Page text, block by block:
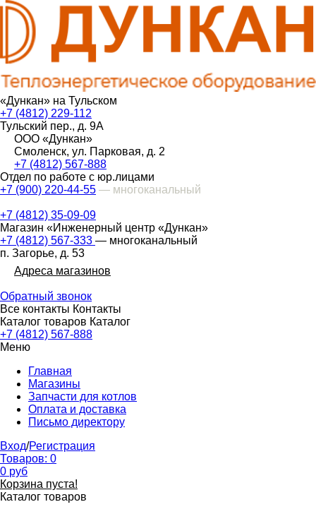
«Дункан» на Тульском
+7 (4812) 229-112
Тульский пер., д. 9А
ООО «Дункан»
Смоленск, ул. Парковая, д. 2
+7 (4812) 567-888
Отдел по работе с юр.лицами
+7 (900) 220-44-55 — многоканальный
+7 (4812) 35-09-09
Магазин «Инженерный центр «Дункан»
+7 (4812) 567-333 — многоканальный
п. Загорье, д. 53
Адреса магазинов
Обратный звонок
Все контакты Контакты
Каталог товаров Каталог
+7 (4812) 567-888
Меню
Главная
Магазины
Запчасти для котлов
Оплата и доставка
Письмо директору
Вход/Регистрация
Товаров: 0
0 руб
Корзина пуста!
Каталог товаров